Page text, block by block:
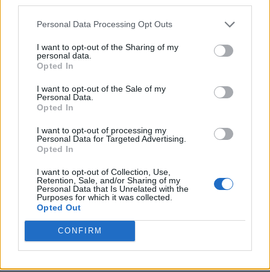
Personal Data Processing Opt Outs
I want to opt-out of the Sharing of my
personal data.
Opted In
I want to opt-out of the Sale of my
Personal Data.
Opted In
I want to opt-out of processing my
Personal Data for Targeted Advertising.
Opted In
I want to opt-out of Collection, Use,
Retention, Sale, and/or Sharing of my
Personal Data that Is Unrelated with the
Purposes for which it was collected.
Opted Out
CONFIRM
Без диплома, без работы и
бывший убийца!? Неужели
действительно любой
может баллотироваться на
выборах в Сейм, объясняет
адвокат